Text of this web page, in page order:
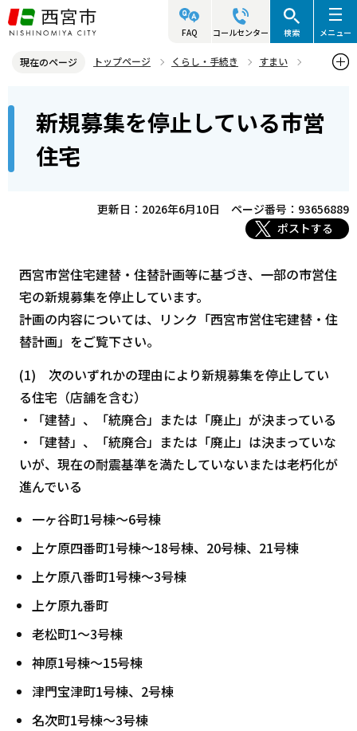
こ
の
ジ
頭
FAQ コールセンター 検索 メニュー
現在のページ トップページ くらし・手続き
すまい
新規募集を停止している市営
住宅
更新日：2026年6月10日
ページ番号：93656889
ポストする
西宮市営住宅建替・住替計画等に基づき、一部の市営住
宅の新規募集を停止しています。
計画の内容については、リンク「西宮市営住宅建替・住
替計画」をご覧下さい。
(1) 次のいずれかの理由により新規募集を停止してい
る住宅（店舗を含む）
・「建替」、「統廃合」または「廃止」が決まっている
・「建替」、「統廃合」または「廃止」は決まっていな
いが、現在の耐震基準を満たしていないまたは老朽化が
進んでいる
一ヶ谷町1号棟～6号棟
上ケ原四番町1号棟～18号棟、20号棟、21号棟
上ケ原八番町1号棟～3号棟
上ケ原九番町
老松町1～3号棟
神原1号棟～15号棟
津門宝津町1号棟、2号棟
名次町1号棟～3号棟